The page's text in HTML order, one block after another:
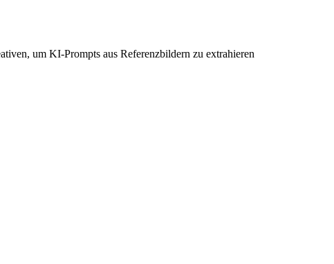
um KI-Prompts aus Referenzbildern zu extrahieren